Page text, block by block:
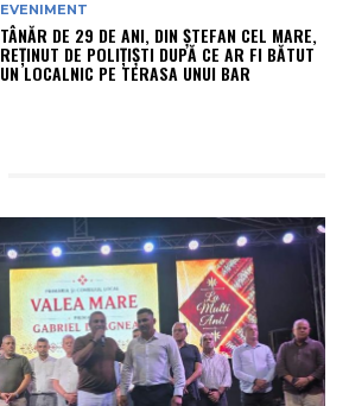
EVENIMENT
TÂNĂR DE 29 DE ANI, DIN ȘTEFAN CEL MARE,
REȚINUT DE POLIȚIȘTI DUPĂ CE AR FI BĂTUT
UN LOCALNIC PE TERASA UNUI BAR